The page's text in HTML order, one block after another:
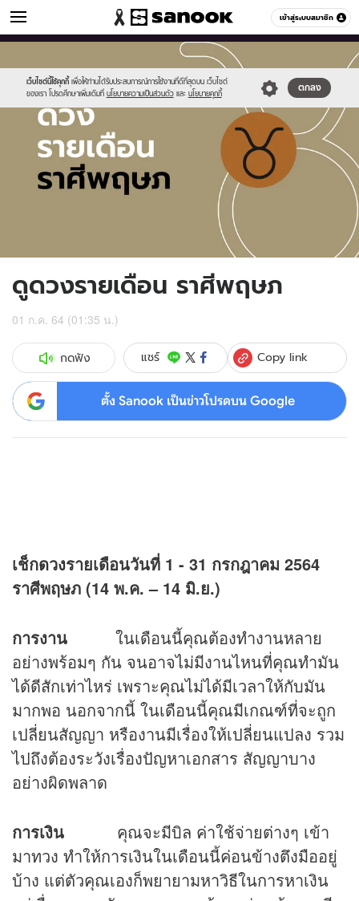
เข้าสู่ระบบสมาชิก
ดูดวง หมวดอื่นๆ
เว็บไซต์นี้ใช้คุกกี้ เพื่อให้ท่านได้รับประสบการณ์การใช้งานที่ดีที่สุดบน เว็บไซต์
ของเรา โปรดศึกษาเพิ่มเติมที่ นโยบายความเป็นส่วนตัว และ นโยบายคุกกี้
ตกลง
//s.isanook.com/sr/0/images/logo-
new-
sanook.png
//s.isanook.com/ho/0/ud/fxd/month/monthly-
horoscope-
taurus.jpg
ดูดวงรายเดือน ราศีพฤษภ
01 ก.ค. 64 (01:35 น.)
กดฟัง แชร์ Copy link
ตั้ง Sanook เป็นข่าวโปรดบน Google
เช็กดวงรายเดือนวันที่ 1 - 31 กรกฎาคม 2564
ราศีพฤษภ (14 พ.ค. – 14 มิ.ย.)
การงาน ในเดือนนี้คุณต้องทำงานหลาย
อย่างพร้อมๆ กัน จนอาจไม่มีงานไหนที่คุณทำมัน
ได้ดีสักเท่าไหร่ เพราะคุณไม่ได้มีเวลาให้กับมัน
มากพอ นอกจากนี้ ในเดือนนี้คุณมีเกณฑ์ที่จะถูก
เปลี่ยนสัญญา หรืองานมีเรื่องให้เปลี่ยนแปลง รวม
ไปถึงต้องระวังเรื่องปัญหาเอกสาร สัญญาบาง
อย่างผิดพลาด
การเงิน คุณจะมีบิล ค่าใช้จ่ายต่างๆ เข้า
มาทวง ทำให้การเงินในเดือนนี้ค่อนข้างตึงมืออยู่
บ้าง แต่ตัวคุณเองก็พยายามหาวิธีในการหาเงิน